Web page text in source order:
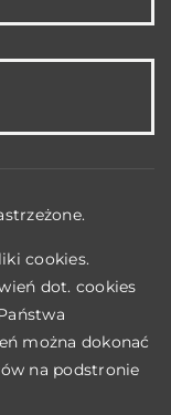
cookies.
dot. cookies
można dokonać
na podstronie